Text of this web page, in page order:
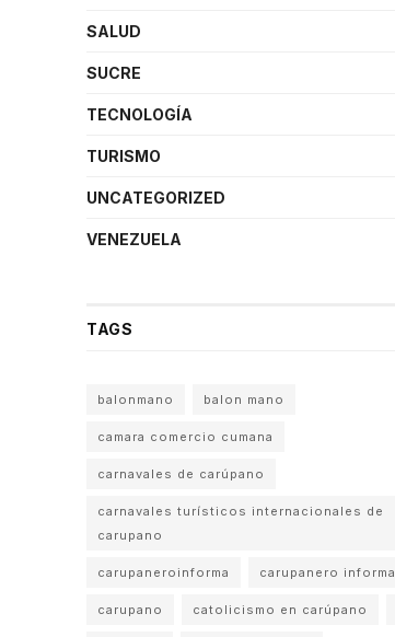
SALUD
SUCRE
TECNOLOGÍA
TURISMO
UNCATEGORIZED
VENEZUELA
TAGS
balonmano balon mano
camara comercio cumana
carnavales de carúpano
carnavales turísticos internacionales de
carupano
carupaneroinforma carupanero informa
carupano catolicismo en carúpano